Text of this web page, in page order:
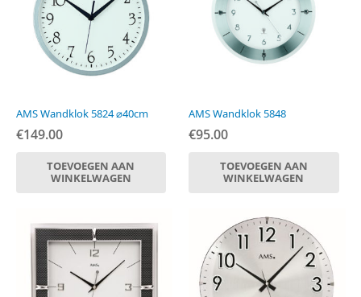
AMS Wandklok 5824 ⌀40cm
€149.00
TOEVOEGEN AAN
WINKELWAGEN
AMS Wandklok 5848
€95.00
TOEVOEGEN AAN
WINKELWAGEN